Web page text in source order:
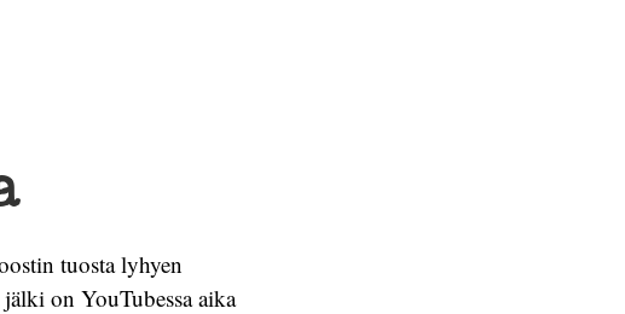
tuosta lyhyen
on YouTubessa aika